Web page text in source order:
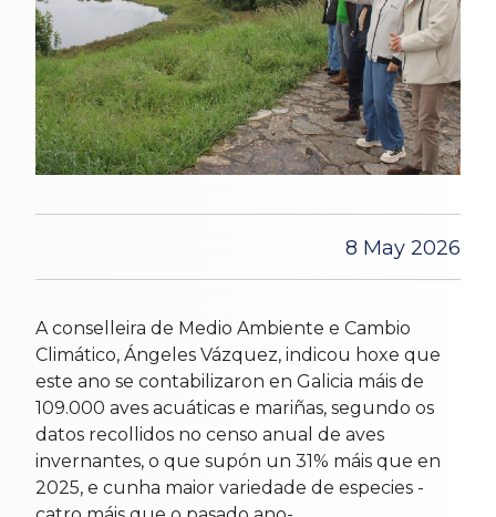
8 May 2026
A conselleira de Medio Ambiente e Cambio
Climático, Ángeles Vázquez, indicou hoxe que
este ano se contabilizaron en Galicia máis de
109.000 aves acuáticas e mariñas, segundo os
datos recollidos no censo anual de aves
invernantes, o que supón un 31% máis que en
2025, e cunha maior variedade de especies -